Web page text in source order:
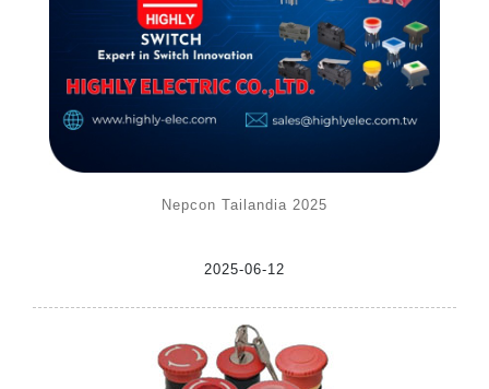
Nepcon Tailandia 2025
2025-06-12